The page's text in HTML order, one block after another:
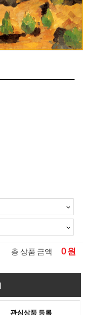
총 상품 금액 0원
관심상품 등록